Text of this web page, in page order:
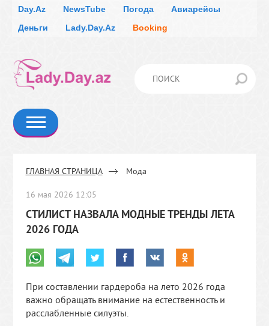
Day.Az NewsTube Погода
Авиарейсы
Деньги
Lady.Day.Az Booking
КАРЬЕРА КРАСОТА
ЗДОРОВЬЕ
ГОСТИ
ГЛАВНАЯ СТРАНИЦА Мода
16 мая 2026 12:05
СТИЛИСТ НАЗВАЛА МОДНЫЕ ТРЕНДЫ ЛЕТА
2026 ГОДА
При составлении гардероба на лето 2026 года
важно обращать внимание на естественность и
расслабленные силуэты.